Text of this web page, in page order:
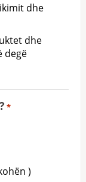
dhe
dhe
degë
*
)